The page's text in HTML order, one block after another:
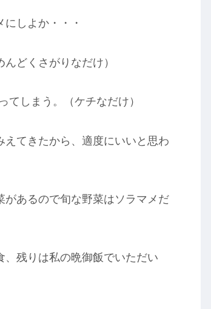
しよか・・・
どくさがりなだけ）
てしまう。（ケチなだけ）
てきたから、適度にいいと思わ
あるので旬な野菜はソラマメだ
残りは私の晩御飯でいただい